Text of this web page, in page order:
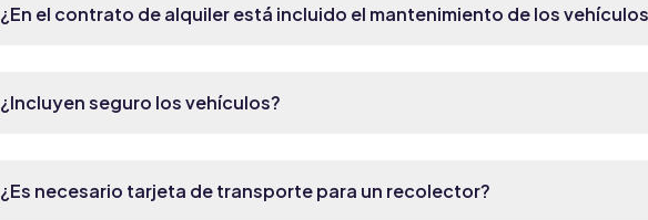
¿En el contrato de alquiler está incluido el mantenimiento de los
¿Incluyen seguro los vehículos?
¿Es necesario tarjeta de transporte para un recolector?